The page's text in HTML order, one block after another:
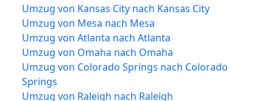
Umzug von Kansas City nach Kansas City
Umzug von Mesa nach Mesa
Umzug von Atlanta nach Atlanta
Umzug von Omaha nach Omaha
Umzug von Colorado Springs nach Colorado
Springs
Umzug von Raleigh nach Raleigh